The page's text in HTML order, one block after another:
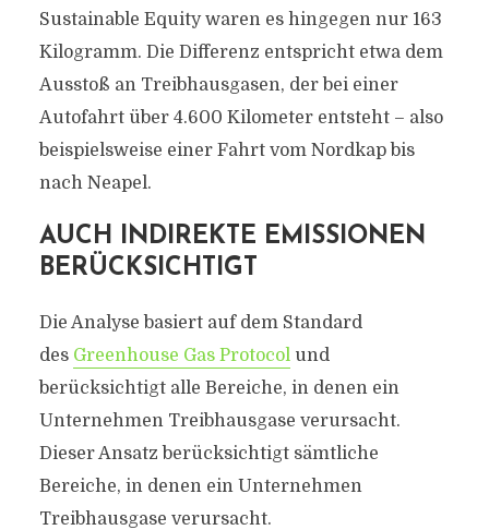
Sustainable Equity waren es hingegen nur 163
Kilogramm. Die Differenz entspricht etwa dem
Ausstoß an Treibhausgasen, der bei einer
Autofahrt über 4.600 Kilometer entsteht – also
beispielsweise einer Fahrt vom Nordkap bis
nach Neapel.
AUCH INDIREKTE EMISSIONEN
BERÜCKSICHTIGT
Die Analyse basiert auf dem Standard
des Greenhouse Gas Protocolund
berücksichtigt alle Bereiche, in denen ein
Unternehmen Treibhausgase verursacht.
Dieser Ansatz berücksichtigt sämtliche
Bereiche, in denen ein Unternehmen
Treibhausgase verursacht.